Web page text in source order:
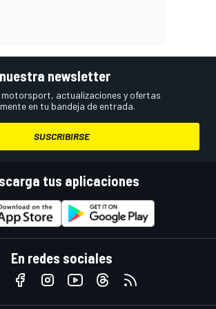
newsletter
motorsport, actualizaciones y ofertas
en tu bandeja de entrada.
SUSCRIBIRSE
tus aplicaciones
En redes sociales